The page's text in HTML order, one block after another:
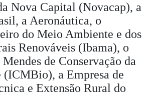
Nova Capital (Novacap), a
a Aeronáutica, o
do Meio Ambiente e dos
Renováveis (Ibama), o
de Conservação da
a Empresa de
e Extensão Rural do